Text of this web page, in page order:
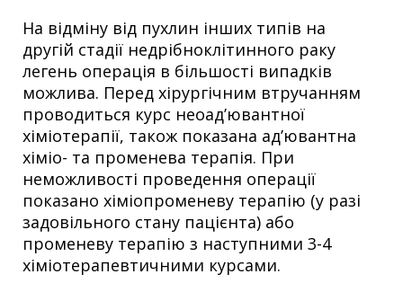
На відміну від пухлин інших типів на
другій стадії недрібноклітинного раку
легень операція в більшості випадків
можлива. Перед хірургічним втручанням
проводиться курс неоад’ювантної
хіміотерапії, також показана ад’ювантна
хіміо- та променева терапія. При
неможливості проведення операції
показано хіміопроменеву терапію (у разі
задовільного стану пацієнта) або
променеву терапію з наступними 3-4
хіміотерапевтичними курсами.